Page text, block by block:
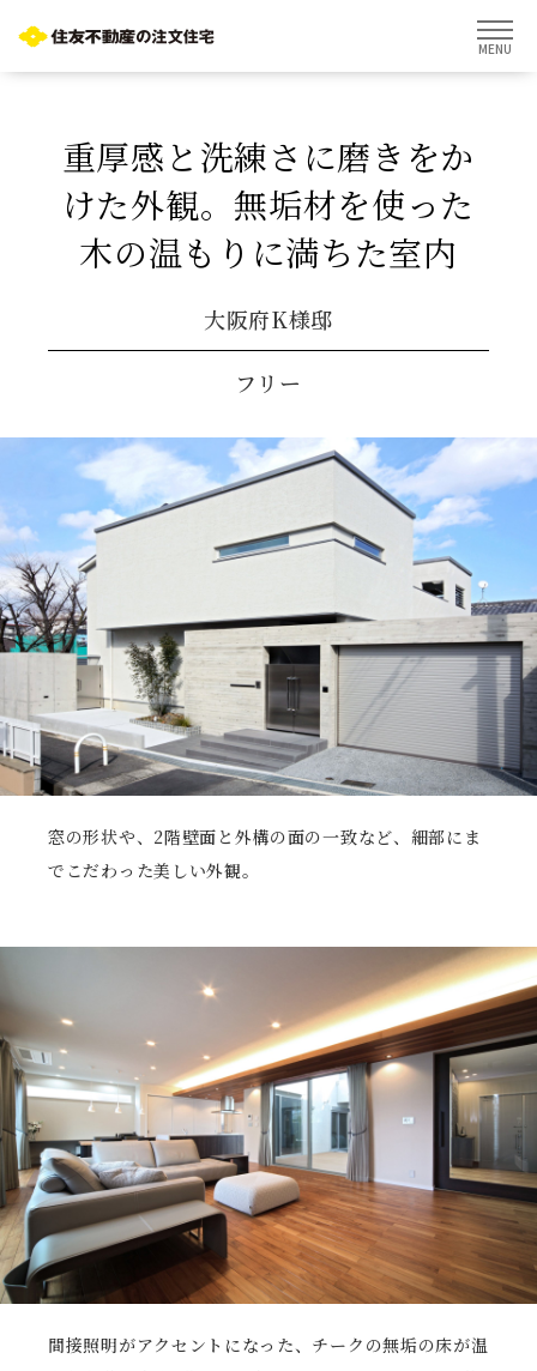
MENU
重厚感と洗練さに磨きをか
けた外観。無垢材を使った
木の温もりに満ちた室内
大阪府K様邸
フリー
窓の形状や、2階壁面と外構の面の一致など、細部にま
でこだわった美しい外観。
間接照明がアクセントになった、チークの無垢の床が温